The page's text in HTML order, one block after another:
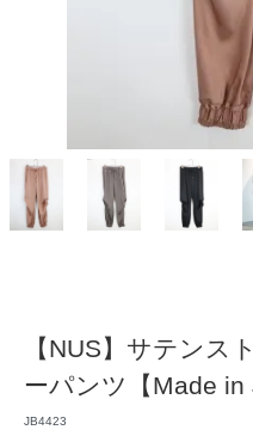
【NUS】サテンス
ーパンツ【Made in
JB4423